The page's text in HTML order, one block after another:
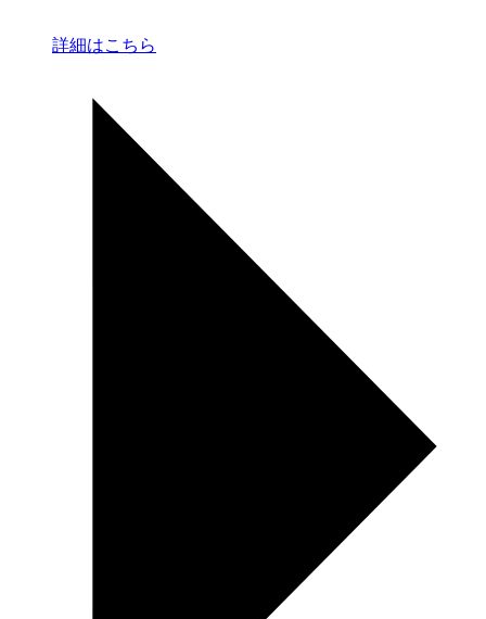
詳細はこちら